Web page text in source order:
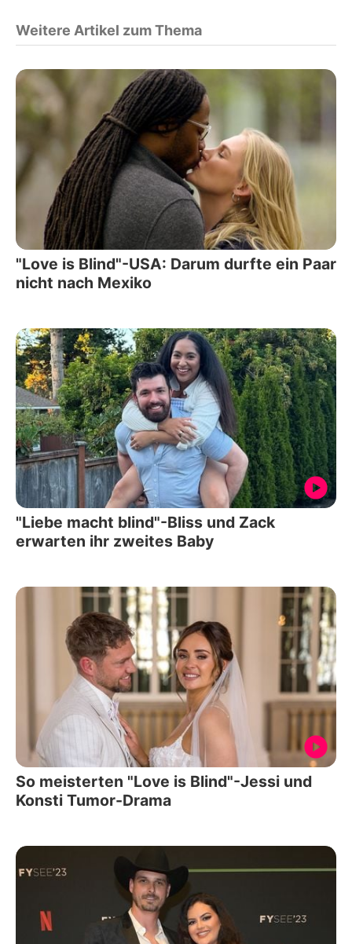
Weitere Artikel zum Thema
"Love is Blind"-USA: Darum durfte ein Paar
nicht nach Mexiko
"Liebe macht blind"-Bliss und Zack
erwarten ihr zweites Baby
So meisterten "Love is Blind"-Jessi und
Konsti Tumor-Drama